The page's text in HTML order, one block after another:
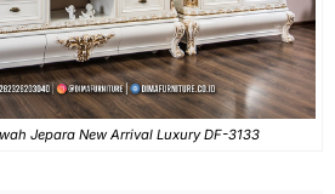
Jepara New Arrival Luxury DF-3133